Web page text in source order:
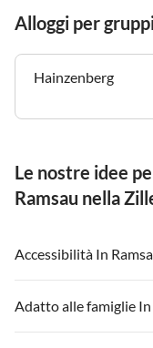
Alloggi per
Hainzenberg
Le nostre idee
Ramsau nella
Accessibilità In
Adatto alle famiglie